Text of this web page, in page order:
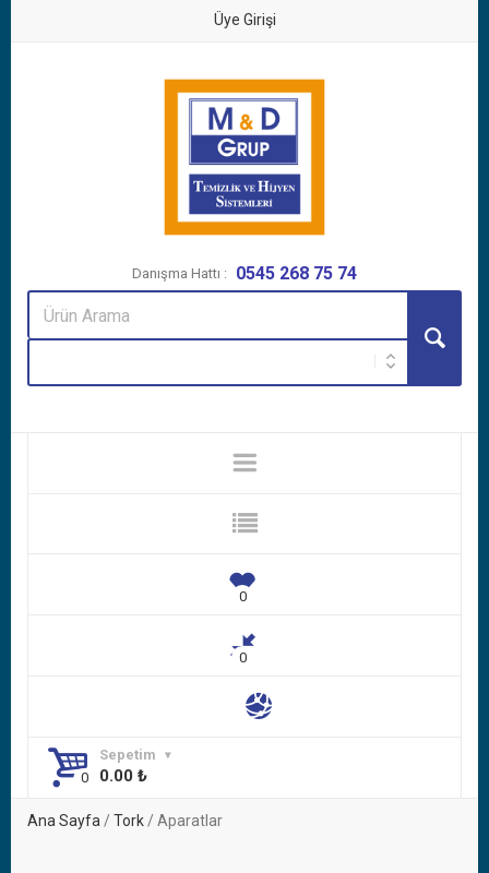
Üye Girişi
Danışma Hattı : 0545 268 75 74
Sepetim
0.00 ₺
Ana Sayfa/ Tork/ Aparatlar